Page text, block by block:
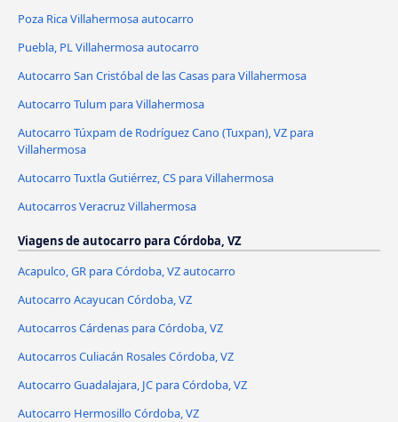
Poza Rica Villahermosa autocarro
Puebla, PL Villahermosa autocarro
Autocarro San Cristóbal de las Casas para Villahermosa
Autocarro Tulum para Villahermosa
Autocarro Túxpam de Rodríguez Cano (Tuxpan), VZ para
Villahermosa
Autocarro Tuxtla Gutiérrez, CS para Villahermosa
Autocarros Veracruz Villahermosa
Viagens de autocarro para Córdoba, VZ
Acapulco, GR para Córdoba, VZ autocarro
Autocarro Acayucan Córdoba, VZ
Autocarros Cárdenas para Córdoba, VZ
Autocarros Culiacán Rosales Córdoba, VZ
Autocarro Guadalajara, JC para Córdoba, VZ
Autocarro Hermosillo Córdoba, VZ